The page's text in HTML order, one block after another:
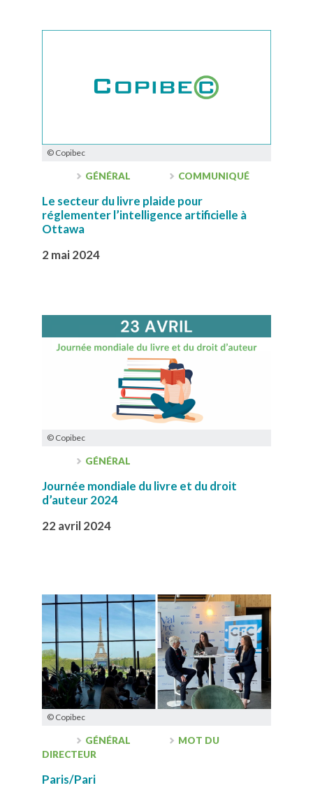
© Copibec
GÉNÉRAL COMMUNIQUÉ
Le secteur du livre plaide pour
réglementer l’intelligence artificielle à
Ottawa
2 mai 2024
© Copibec
GÉNÉRAL
Journée mondiale du livre et du droit
d’auteur 2024
22 avril 2024
© Copibec
GÉNÉRAL
MOT DU
DIRECTEUR
Paris/Pari